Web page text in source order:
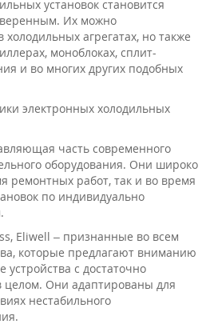
установок становится
Их можно
холодильных агрегатах, но также
моноблоках, сплит-
и во многих других подобных
электронных холодильных
часть современного
оборудования. Они широко
ремонтных работ, так и во время
по индивидуально
Eliwell – признанные во всем
которые предлагают вниманию
с достаточно
Они адаптированы для
нестабильного